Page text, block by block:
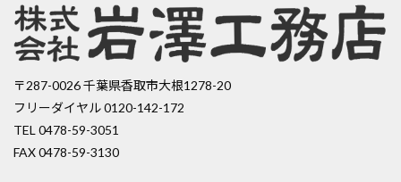
〒287-0026 千葉県香取市大根1278-20
フリーダイヤル 0120-142-172
TEL 0478-59-3051
FAX 0478-59-3130